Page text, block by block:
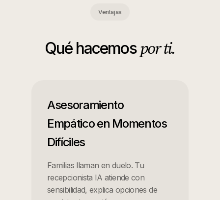
Ventajas
Qué hacemospor ti.
Asesoramiento
Empático en Momentos
Difíciles
Familias llaman en duelo. Tu
recepcionista IA atiende con
sensibilidad, explica opciones de